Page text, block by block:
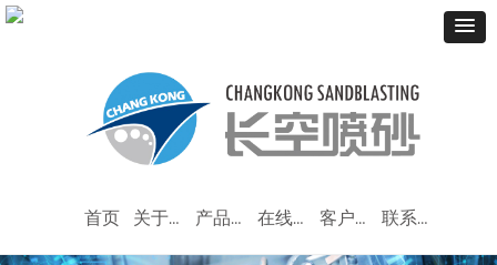
首页 关于我们 产品中心 在线留言 客户服务 联系我们